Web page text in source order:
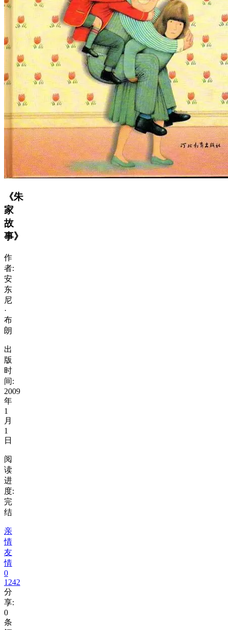
《朱
家
故
事》
作
者:
安
东
尼
·
布
朗
出
版
时
间:
2009
年
1
月
1
日
阅
读
进
度:
完
结
亲
情
友
情
0
1242
分
享:
0
条